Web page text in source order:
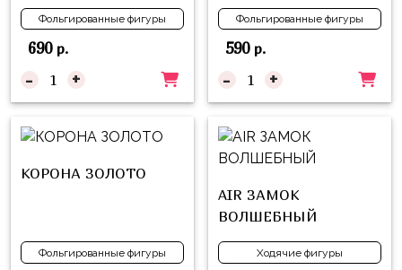
Фольгированные фигуры
690р.
- +
Фольгированные фигуры
590р.
- +
КОРОНА ЗОЛОТО
Фольгированные фигуры
AIR ЗАМОК
ВОЛШЕБНЫЙ
Ходячие фигуры
Неё
Мишка
Транспорт
Техника
Животные
Звёздные